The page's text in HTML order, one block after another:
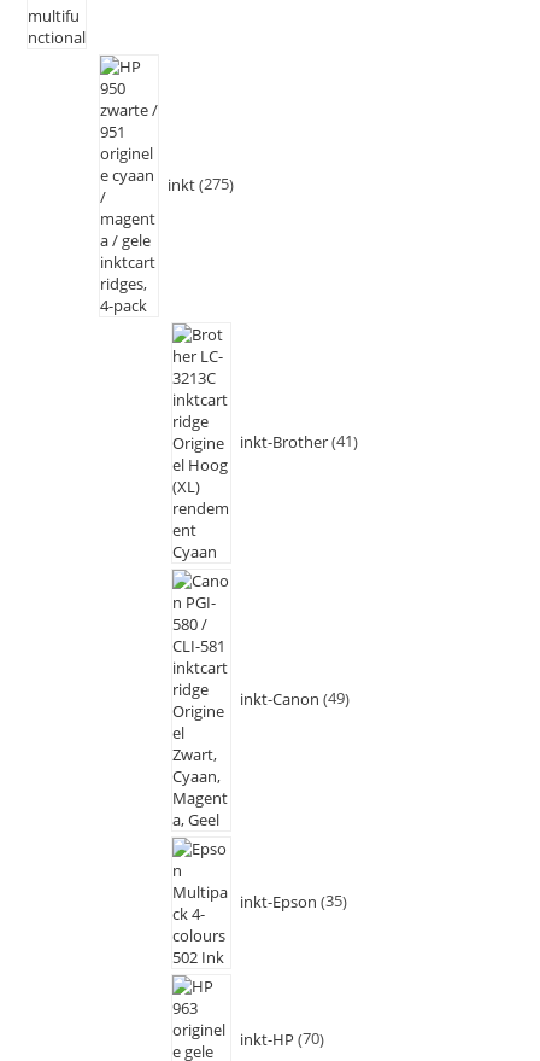
inkt 275
inkt-Brother 41
inkt-Canon 49
inkt-Epson 35
inkt-HP 70